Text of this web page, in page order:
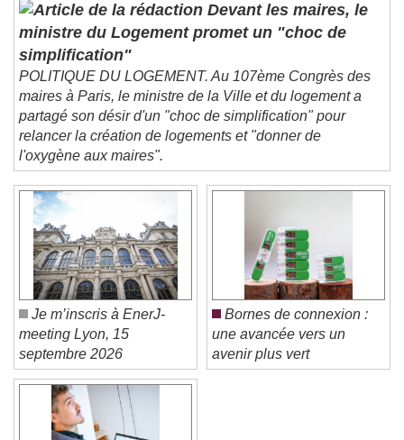
Picture-in-Picture
Fullscreen
This is a modal window.
Beginning of dialog window. Escape will cancel
and close the window.
Text
Color Opacity
Text Background
Caption Area Background
Color Opacity
Font Size
Text Edge Style
Font Family
Devant les maires, le
ministre du Logement promet un "choc de
simplification"
POLITIQUE DU LOGEMENT. Au 107ème Congrès des
maires à Paris, le ministre de la Ville et du logement a
partagé son désir d'un "choc de simplification" pour
relancer la création de logements et "donner de
l'oxygène aux maires".
Je m’inscris à EnerJ-
meeting Lyon, 15
septembre 2026
Bornes de connexion :
une avancée vers un
avenir plus vert